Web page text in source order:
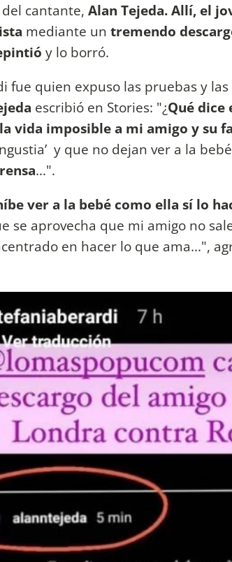
cantante, Alan Tejeda. Allí, el
mediante un tremendo
y lo borró.
fue quien expuso las pruebas y
escribió en Stories: "¿Qué dice
vida imposible a mi amigo y su
y que no dejan ver a la
...".
ver a la bebé como ella sí lo
se aprovecha que mi amigo no
en hacer lo que ama...",